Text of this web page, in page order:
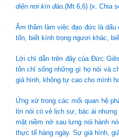
diện nơi kín đáo.(Mt 6,6) (x. Chia
Âm thầm làm việc đạo đức là dấu
tốn, biết kính trọng ngươi khác,
Lời chỉ dẫn trên đây của Đức
tốn chỉ sống những gì họ nói và
giả hình, không tự cao cho mình
Ứng xử trong các mối quan hệ
lời nói có vẻ lịch sự, bác ái
mặt niềm nở sau lưng nói hành
thực tế hàng ngày. Sự giả hình,